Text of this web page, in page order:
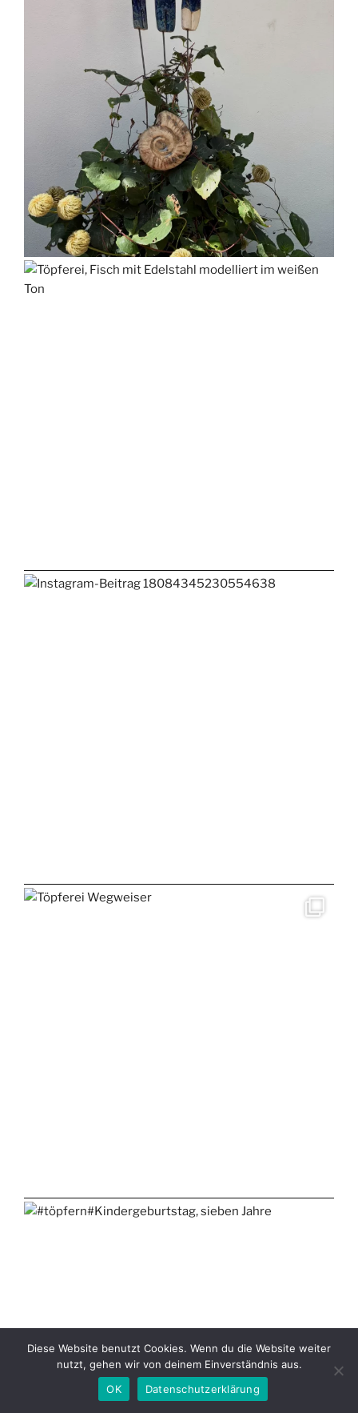
Diese Website benutzt Cookies. Wenn du die Website weiter
nutzt, gehen wir von deinem Einverständnis aus.
OK
Datenschutzerklärung